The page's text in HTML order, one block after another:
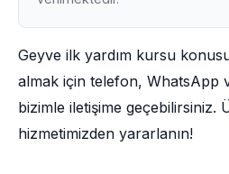
Geyve ilk yardım kursu
almak için telefon, WhatsApp
bizimle iletişime geçebilirsiniz.
hizmetimizden yararlanın!